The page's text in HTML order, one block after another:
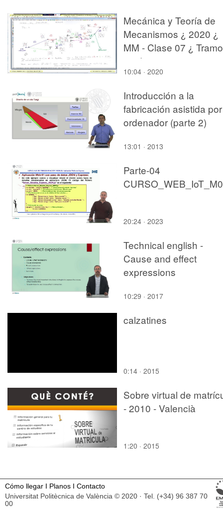
Mecánica y Teoría de
Mecanismos ¿ 2020 ¿
MM - Clase 07 ¿ Tramo
04 de 10
10:04 · 2020
Introducción a la
fabricación asistida por
ordenador (parte 2)
13:01 · 2013
Parte-04
20:24 · 2023
Technical english -
Cause and effect
expressions
10:29 · 2017
calzatines
0:14 · 2015
Sobre virtual de
- 2010 - Valencià
1:20 · 2015
Cómo llegar I Planos I Contacto
Universitat Politècnica de València © 2020 · Tel. (+34) 96 387 70
00